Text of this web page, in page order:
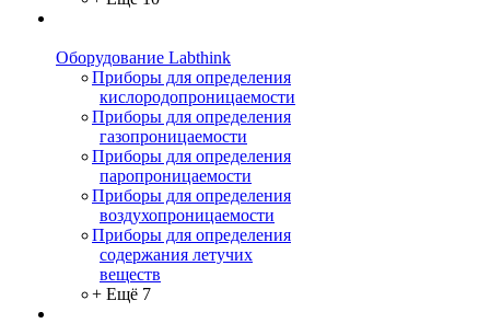
Оборудование Labthink
Приборы для определения
кислородопроницаемости
Приборы для определения
газопроницаемости
Приборы для определения
паропроницаемости
Приборы для определения
воздухопроницаемости
Приборы для определения
содержания летучих
веществ
+ Ещё 7